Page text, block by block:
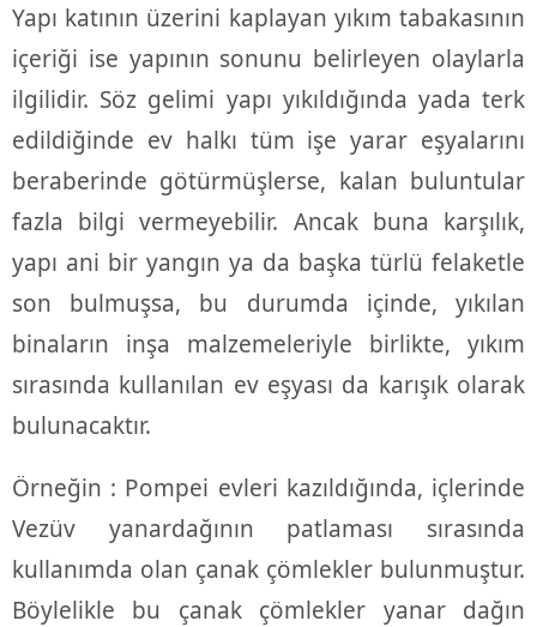
Yapı katının üzerini kaplayan yıkım tabakasının
içeriği ise yapının sonunu belirleyen olaylarla
ilgilidir. Söz gelimi yapı yıkıldığında yada terk
edildiğinde ev halkı tüm işe yarar eşyalarını
beraberinde götürmüşlerse, kalan buluntular
fazla bilgi vermeyebilir. Ancak buna karşılık,
yapı ani bir yangın ya da başka türlü felaketle
son bulmuşsa, bu durumda içinde, yıkılan
binaların inşa malzemeleriyle birlikte, yıkım
sırasında kullanılan ev eşyası da karışık olarak
bulunacaktır.
Örneğin : Pompei evleri kazıldığında, içlerinde
Vezüv yanardağının patlaması sırasında
kullanımda olan çanak çömlekler bulunmuştur.
Böylelikle bu çanak çömlekler yanar dağın